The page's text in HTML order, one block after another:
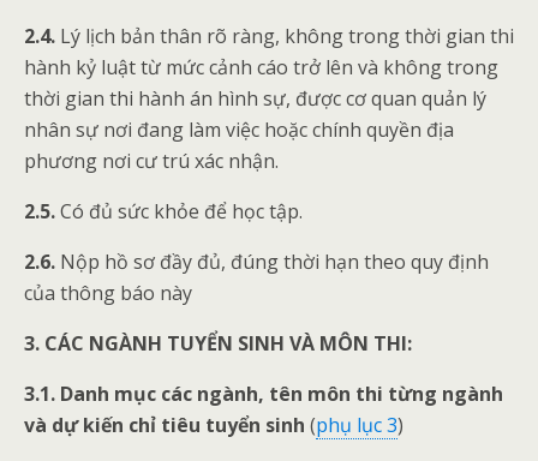
2.4. Lý lịch bản thân rõ ràng, không trong thời gian thi
hành kỷ luật từ mức cảnh cáo trở lên và không trong
thời gian thi hành án hình sự, được cơ quan quản lý
nhân sự nơi đang làm việc hoặc chính quyền địa
phương nơi cư trú xác nhận.
2.5.Có đủ sức khỏe để học tập.
2.6. Nộp hồ sơ đầy đủ, đúng thời hạn theo quy định
của thông báo này
3. CÁC NGÀNH TUYỂN SINH VÀ MÔN THI:
3.1. Danh mục các ngành, tên môn thi từng ngành
và dự kiến chỉ tiêu tuyển sinh (phụ lục 3)